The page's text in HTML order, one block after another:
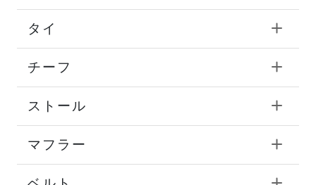
タイ
チーフ
ストール
マフラー